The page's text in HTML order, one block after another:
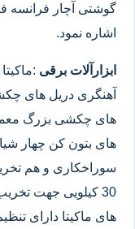
گوشتی آچار فرانسه
اشاره نمود.
ابزارآلات برقی
آهنگری دریل های
های چکشی بزرگ
های بتون کن چهار
30 کیلویی جهت
های ماکیتا دارای